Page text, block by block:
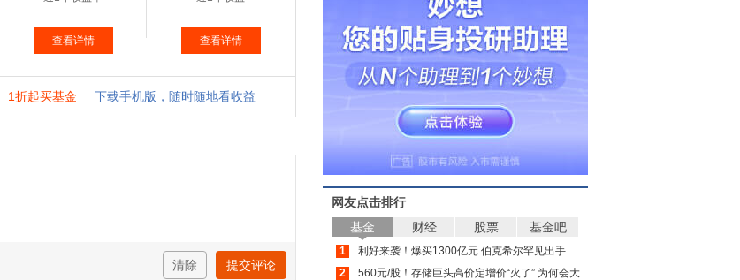
清除 提交评论
网友点击排行
基金
财经 股票 基金吧
1
利好来袭！爆买1300亿元 伯克希尔罕见出手
2
560元/股！存储巨头高价定增价“火了” 为何会大